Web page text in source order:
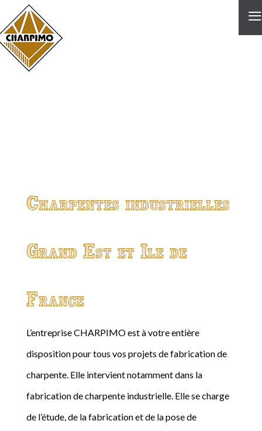
≡
Charpentes industrielles
Grand Est et Ile de
France
L’entreprise CHARPIMO est à votre entière
disposition pour tous vos projets de fabrication de
charpente. Elle intervient notamment dans la
fabrication de charpente industrielle. Elle se charge
de l’étude, de la fabrication et de la pose de